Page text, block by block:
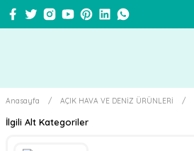
Anasayfa AÇIK HAVA VE DENİZ ÜRÜNLERİ
İlgili Alt Kategoriler